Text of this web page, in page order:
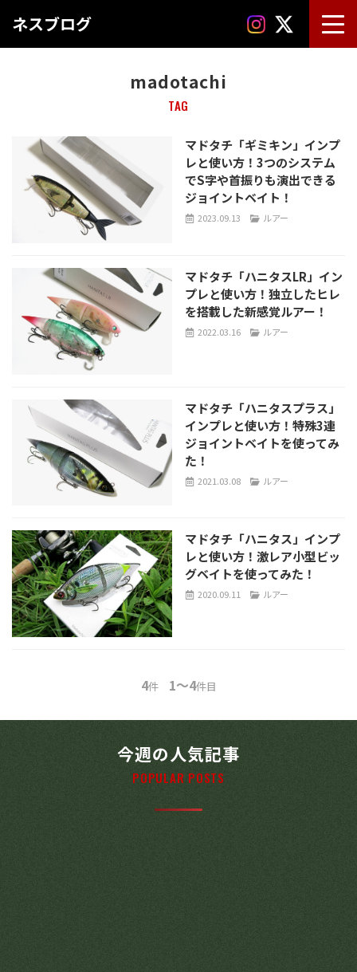
ネスブログ
madotachi
TAG
マドタチ「ギミキン」インプ
レと使い方！3つのシステム
でS字や首振りも演出できる
ジョイントベイト！
2023.09.13 ルアー
マドタチ「ハニタスLR」イン
プレと使い方！独立したヒレ
を搭載した新感覚ルアー！
2022.03.16 ルアー
マドタチ「ハニタスプラス」
インプレと使い方！特殊3連
ジョイントベイトを使ってみ
た！
2021.03.08 ルアー
マドタチ「ハニタス」インプ
レと使い方！激レア小型ビッ
グベイトを使ってみた！
2020.09.11 ルアー
4件 1～4件目
今週の人気記事
POPULAR POSTS